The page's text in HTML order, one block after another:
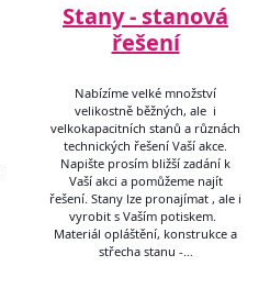
Stany - stanová
řešení
Nabízíme velké množství
velikostně běžných, ale i
velkokapacitních stanů a různách
technických řešení Vaší akce.
Napište prosím bližší zadání k
Vaší akci a pomůžeme najít
řešení. Stany lze pronajímat , ale i
vyrobit s Vaším potiskem.
Materiál opláštění, konstrukce a
střecha stanu -…